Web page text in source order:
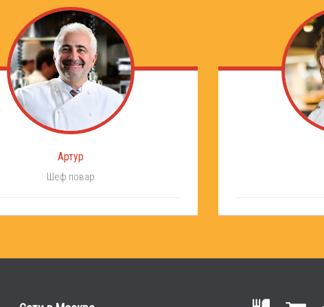
Артур
Шеф повар